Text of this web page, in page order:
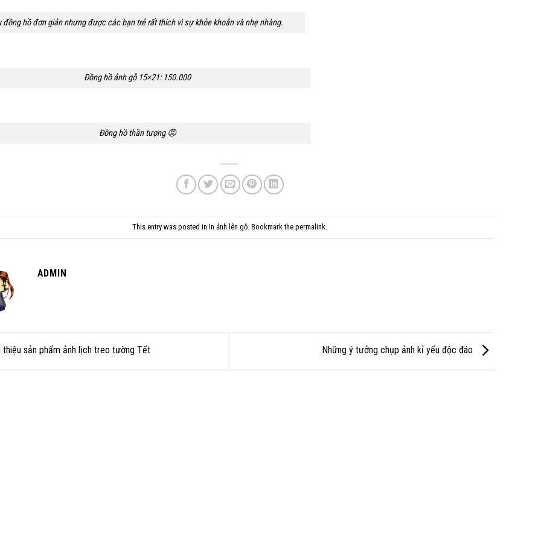
đồng hồ đơn giản nhưng được các bạn trẻ rất thích vì sự khỏe khoắn và nhẹ nhàng.
Đồng hồ ảnh gỗ 15×21: 150.000
Đồng hồ thần tượng 😡
This entry was posted in In ảnh lên gỗ. Bookmark the permalink.
ADMIN
sản phẩm ảnh lịch treo tường Tết Những ý tưởng chụp ảnh kỉ yếu độc đáo